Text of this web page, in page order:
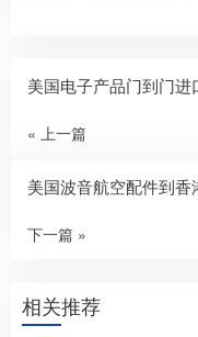
美国电子产品门到门进
« 上一篇
美国波音航空配件到
下一篇 »
相关推荐